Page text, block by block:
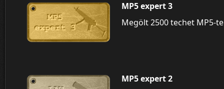
MP5 expert 3
Megölt 2500 techet MP5-
MP5 expert 2